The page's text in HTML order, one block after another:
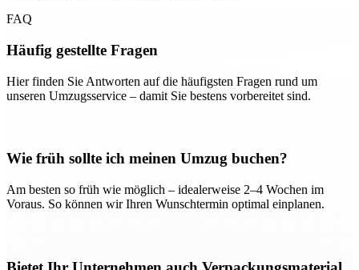
FAQ
Häufig gestellte Fragen
Hier finden Sie Antworten auf die häufigsten Fragen rund um
unseren Umzugsservice – damit Sie bestens vorbereitet sind.
Wie früh sollte ich meinen Umzug buchen?
Am besten so früh wie möglich – idealerweise 2–4 Wochen im
Voraus. So können wir Ihren Wunschtermin optimal einplanen.